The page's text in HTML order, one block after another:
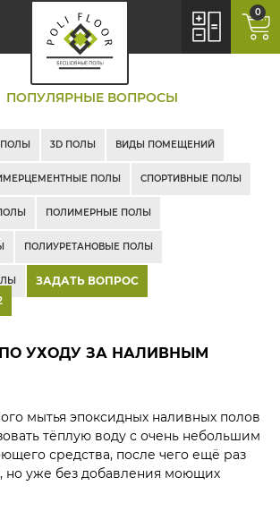
0
ПОПУЛЯРНЫЕ ВОПРОСЫ
3D ПОЛЫ ВИДЫ ПОМЕЩЕНИЙ
ПОЛЫ СПОРТИВНЫЕ ПОЛЫ
ПОЛИМЕРНЫЕ ПОЛЫ
ПОЛИУРЕТАНОВЫЕ ПОЛЫ
ЗАДАТЬ ВОПРОС
УХОДУ ЗА НАЛИВНЫМ
мытья эпоксидных наливных полов
тёплую воду с очень небольшим
средства, после чего ещё раз
но уже без добавления моющих